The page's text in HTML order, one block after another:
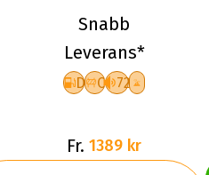
WS-1 XL
Friktion
2024
Snabb
Leverans*
D C 72
Fr. 1389 kr